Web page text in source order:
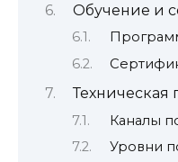
Обучение и
Техническая
Каналы
Уровни